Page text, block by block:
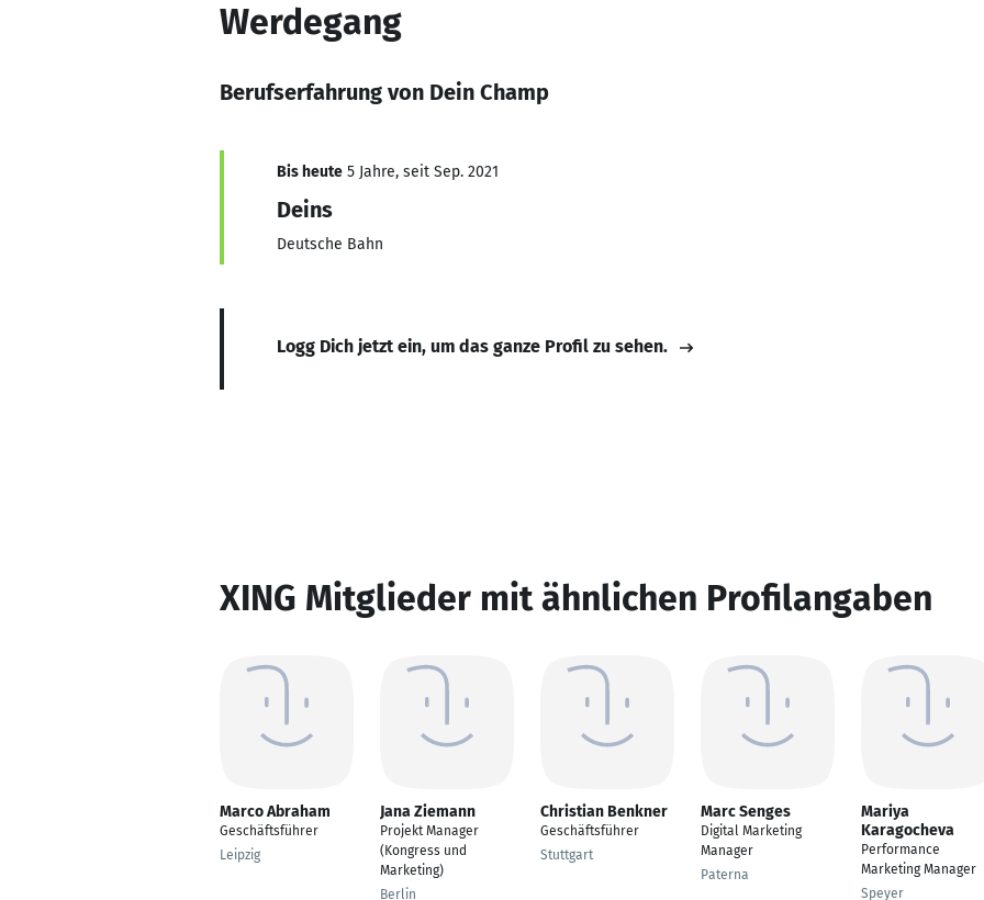
Werdegang
Berufserfahrung von Dein Champ
Bis heute 5 Jahre, seit Sep. 2021
Deins
Deutsche Bahn
Logg Dich jetzt ein, um das ganze Profil zu sehen.
XING Mitglieder mit ähnlichen Profilangaben
Marco Abraham
Geschäftsführer
Leipzig
Jana Ziemann
Projekt Manager
(Kongress und
Marketing)
Berlin
Christian Benkner
Geschäftsführer
Stuttgart
Marc Senges
Digital Marketing
Manager
Paterna
Mariya
Karagocheva
Performance
Marketing Manager
Speyer